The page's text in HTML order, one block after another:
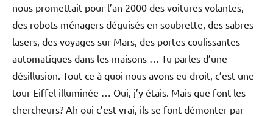
nous promettait pour l’an 2000 des voitures volantes,
des robots ménagers déguisés en soubrette, des sabres
lasers, des voyages sur Mars, des portes coulissantes
automatiques dans les maisons … Tu parles d’une
désillusion. Tout ce à quoi nous avons eu droit, c’est une
tour Eiffel illuminée … Oui, j’y étais. Mais que font les
chercheurs? Ah oui c’est vrai, ils se font démonter par